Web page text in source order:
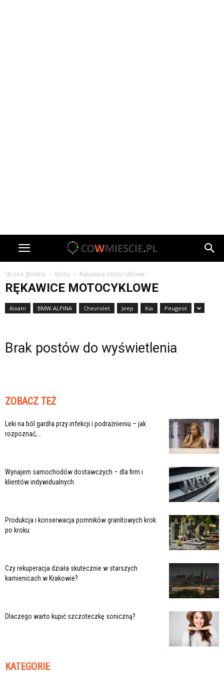
Strona główna Moto Rękawice motocyklowe
RĘKAWICE MOTOCYKLOWE
Aixam BMW-ALPINA Chevrolet Jeep Kia Peugeot
Brak postów do wyświetlenia
ZOBACZ TEŻ
Leki na ból gardła przy infekcji i podrażnieniu – jak
rozpoznać,...
Wynajem samochodów dostawczych – dla firm i
klientów indywidualnych
Produkcja i konserwacja pomników granitowych krok
po kroku
Czy rekuperacja działa skutecznie w starszych
kamienicach w Krakowie?
Dlaczego warto kupić szczoteczkę soniczną?
KATEGORIE